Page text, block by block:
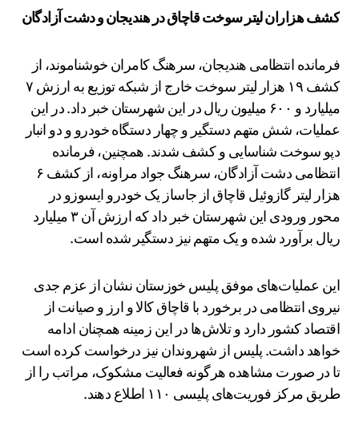
کشف هزاران لیتر سوخت قاچاق در هندیجان و دشت آزادگان
فرمانده انتظامی هندیجان، سرهنگ کامران خوشناموند، از
کشف ۱۹ هزار لیتر سوخت خارج از شبکه توزیع به ارزش ۷
میلیارد و ۶۰۰ میلیون ریال در این شهرستان خبر داد. در این
عملیات، شش متهم دستگیر و چهار دستگاه خودرو و دو انبار
دپو سوخت شناسایی و کشف شدند. همچنین، فرمانده
انتظامی دشت آزادگان، سرهنگ جواد مراونه، از کشف ۶
هزار لیتر گازوئیل قاچاق از جاساز یک خودرو ایسوزو در
محور ورودی این شهرستان خبر داد که ارزش آن ۳ میلیارد
ریال برآورد شده و یک متهم نیز دستگیر شده است.
این عملیات‌های موفق پلیس خوزستان نشان از عزم جدی
نیروی انتظامی در برخورد با قاچاق کالا و ارز و صیانت از
اقتصاد کشور دارد و تلاش‌ها در این زمینه همچنان ادامه
خواهد داشت. پلیس از شهروندان نیز درخواست کرده است
تا در صورت مشاهده هرگونه فعالیت مشکوک، مراتب را از
طریق مرکز فوریت‌های پلیسی ۱۱۰ اطلاع دهند.